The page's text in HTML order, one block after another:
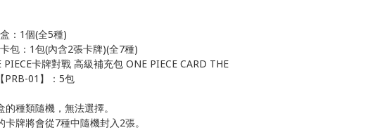
盒：1個(全5種)
卡包：1包(內含2張卡牌)(全7種)
PIECE卡牌對戰 高級補充包 ONE PIECE CARD THE
PRB-01】：5包
種類隨機，無法選擇。
卡牌將會從7種中隨機封入2張。